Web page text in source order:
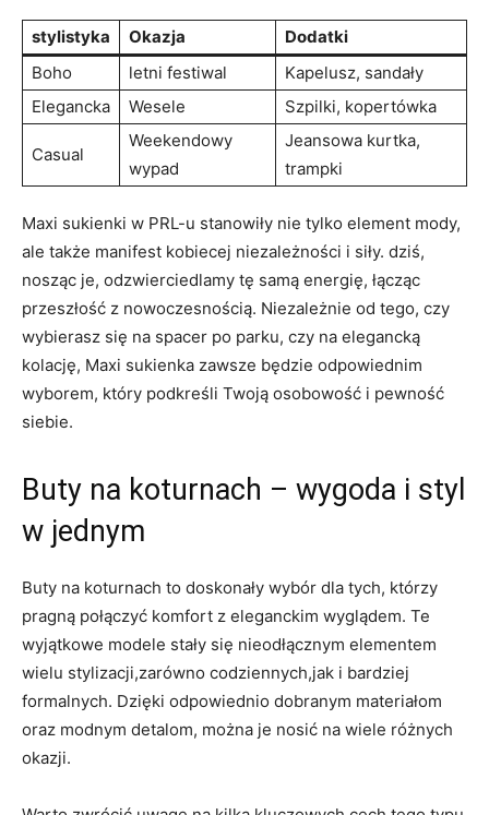
stylistyka Okazja
Dodatki
Boho
letni festiwal
Kapelusz, sandały
Elegancka
Wesele Szpilki, kopertówka
Casual
Weekendowy
wypad
Jeansowa kurtka,
trampki
Maxi sukienki w PRL-u stanowiły nie tylko element mody,
ale także manifest kobiecej niezależności i siły. dziś,
nosząc je, odzwierciedlamy tę samą energię, łącząc
przeszłość z nowoczesnością. Niezależnie od tego, czy
wybierasz się na spacer po parku, czy na elegancką
kolację, Maxi sukienka zawsze będzie odpowiednim
wyborem, który podkreśli Twoją osobowość i pewność
siebie.
Buty na koturnach – wygoda i styl
w jednym
Buty na koturnach to doskonały wybór dla tych, którzy
pragną połączyć komfort z eleganckim wyglądem. Te
wyjątkowe modele stały się nieodłącznym elementem
wielu stylizacji,zarówno codziennych,jak i bardziej
formalnych. Dzięki odpowiednio dobranym materiałom
oraz modnym detalom, można je nosić na wiele różnych
okazji.